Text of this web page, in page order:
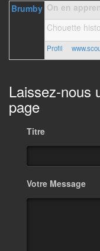
Brumby On en
Chouette
Profil
Laissez-nous
page
Titre
Votre Message